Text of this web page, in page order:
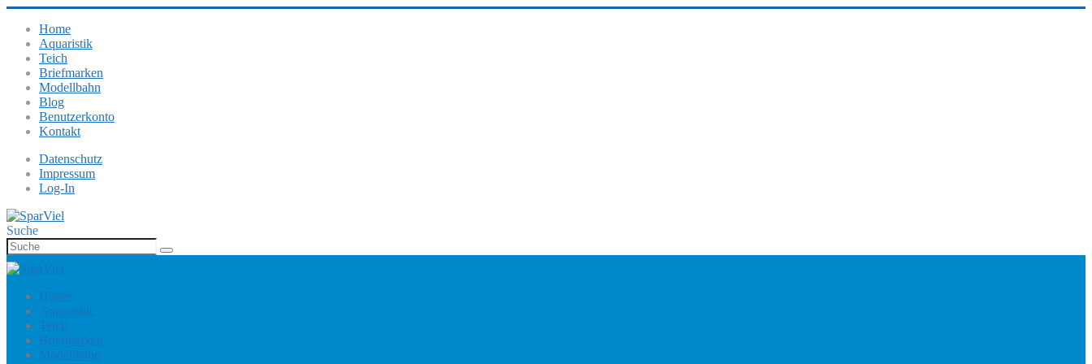
Home
Aquaristik
Teich
Briefmarken
Modellbahn
Blog
Benutzerkonto
Kontakt
Datenschutz
Impressum
Log-In
Suche
Home
Aquaristik
Teich
Briefmarken
Modellbahn